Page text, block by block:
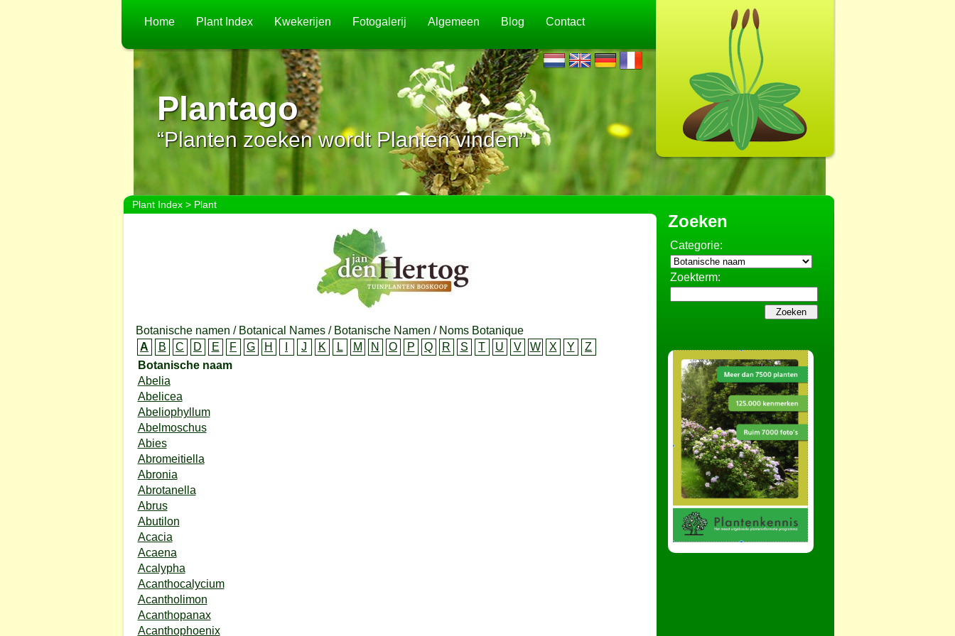
Home Plant Index Kwekerijen Fotogalerij Algemeen Blog Contact
Plantago
“Planten zoeken wordt Planten vinden”
Plant Index> Plant
Botanische namen / Botanical Names / Botanische Namen / Noms Botanique
A
B C D E F G H J K L M N O P Q R S T U V W X Y
Z
Botanische naam
Abelia
Abelicea
Abeliophyllum
Abelmoschus
Abies
Abromeitiella
Abronia
Abrotanella
Abrus
Abutilon
Acacia
Acaena
Acalypha
Acanthocalycium
Acantholimon
Acanthopanax
Acanthophoenix
Zoeken
Categorie:
Zoekterm: